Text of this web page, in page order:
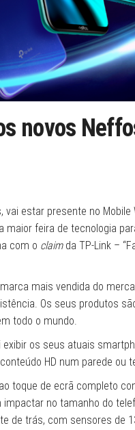
novos
vai estar presente no Mobile
maior feira de tecnologia
com o claimda TP-Link –
mais vendida do
Os seus produtos
todo o mundo.
exibir os seus atuais
HD num parede ou
toque de ecrã completo
no tamanho do
de trás, com sensores de